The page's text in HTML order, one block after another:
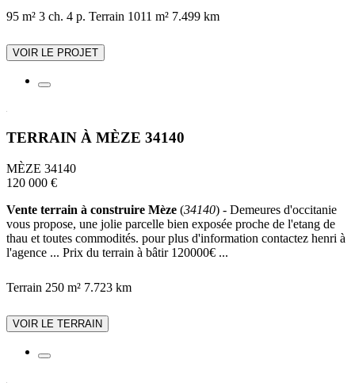
95 m² 3 ch. 4 p. Terrain 1011 m² 7.499 km
VOIR LE PROJET
TERRAIN À MÈZE 34140
MÈZE 34140
120 000 €
Vente terrain à construire Mèze (34140) - Demeures d'occitanie
vous propose, une jolie parcelle bien exposée proche de l'etang de
thau et toutes commodités. pour plus d'information contactez henri à
l'agence ... Prix du terrain à bâtir 120000€ ...
Terrain 250 m² 7.723 km
VOIR LE TERRAIN